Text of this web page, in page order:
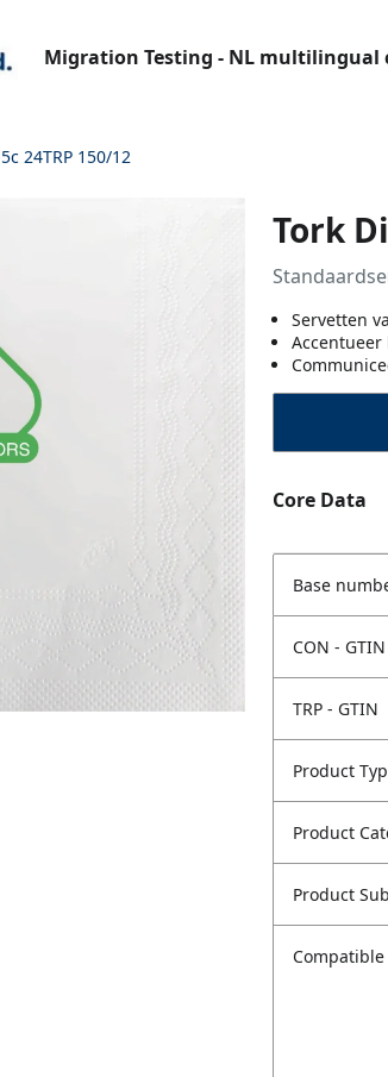
Migration Testing - NL multilingual
24TRP 150/12
Tork
Servetten
Accentueer
Core Data
Base
CON - GTIN
TRP - GTIN
Product
Product
Product